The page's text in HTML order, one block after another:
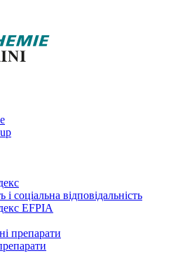
і соціальна відповідальність
EFPIA
препарати